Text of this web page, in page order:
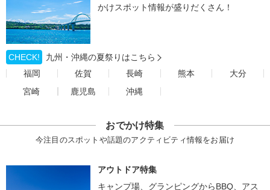
かけスポット情報が盛りだくさん！
CHECK!
九州・沖縄の夏祭りはこちら
福岡
佐賀 長崎 熊本
大分
宮崎
鹿児島 沖縄
おでかけ特集
今注目のスポットや話題のアクティビティ情報をお届け
アウトドア特集
キャンプ場、グランピングからBBQ、アス